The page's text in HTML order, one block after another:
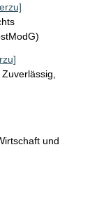
und